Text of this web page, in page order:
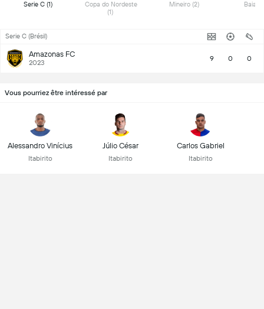
Copa do Nordeste
Serie C (Brésil)
Amazonas FC
2023 9 0 0
Vous pourriez être intéressé par
Alessandro Vinícius
Itabirito
Júlio César
Itabirito
Carlos Gabriel
Itabirito